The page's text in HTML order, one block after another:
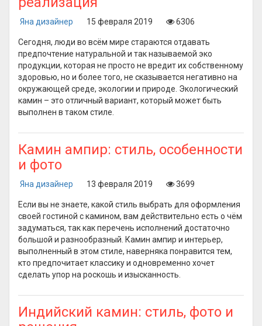
Яна дизайнер 15 февраля 2019 6306
Сегодня, люди во всём мире стараются отдавать
предпочтение натуральной и так называемой эко
продукции, которая не просто не вредит их собственному
здоровью, но и более того, не сказывается негативно на
окружающей среде, экологии и природе. Экологический
камин – это отличный вариант, который может быть
выполнен в таком стиле.
Камин ампир: стиль, особенности
и фото
Яна дизайнер 13 февраля 2019 3699
Если вы не знаете, какой стиль выбрать для оформления
своей гостиной с камином, вам действительно есть о чём
задуматься, так как перечень исполнений достаточно
большой и разнообразный. Камин ампир и интерьер,
выполненный в этом стиле, наверняка понравится тем,
кто предпочитает классику и одновременно хочет
сделать упор на роскошь и изысканность.
Индийский камин: стиль, фото и